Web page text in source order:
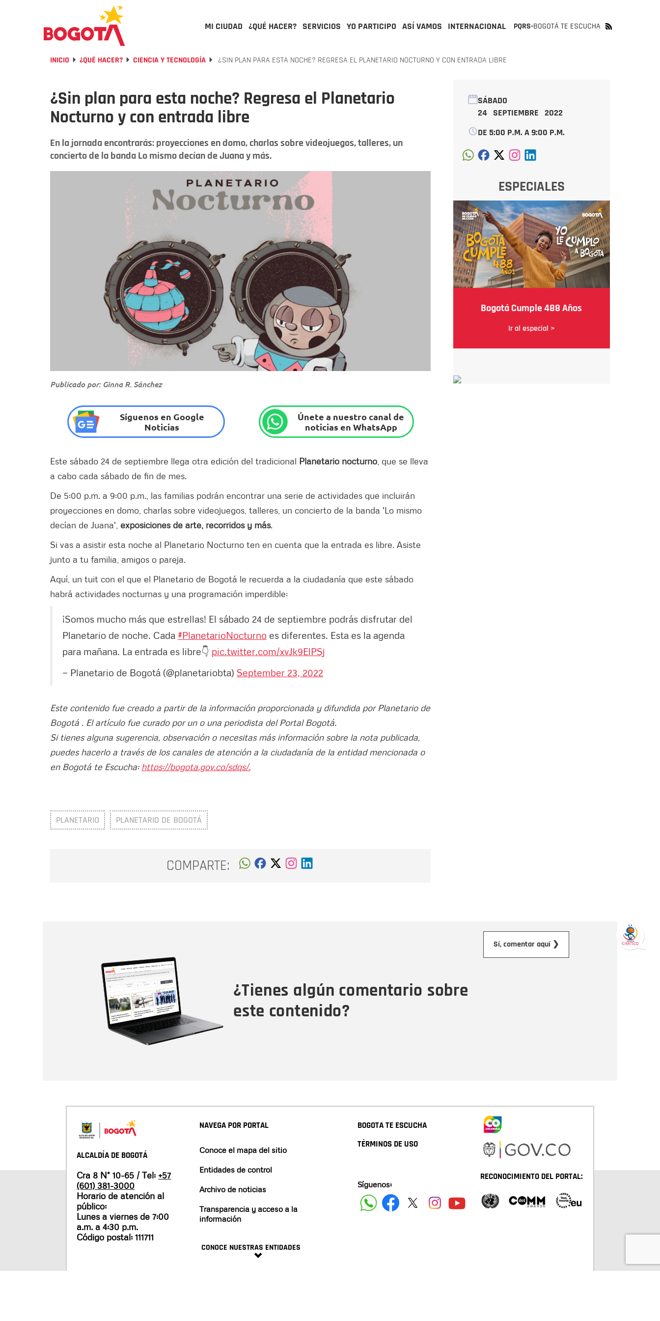
MI CIUDAD ¿QUÉ HACER? SERVICIOS YO PARTICIPO ASÍ VAMOS INTERNACIONAL PQRS-BOGOTÁ TE ESCUCHA
INICIO ¿QUÉ HACER? CIENCIA Y TECNOLOGÍA ¿SIN PLAN PARA ESTA NOCHE? REGRESA EL PLANETARIO NOCTURNO Y CON ENTRADA LIBRE
¿Sin plan para esta noche? Regresa el Planetario
Nocturno y con entrada libre
En la jornada encontrarás: proyecciones en domo, charlas sobre videojuegos, talleres, un
concierto de la banda Lo mismo decían de Juana y más.
Publicado por: Ginna R. Sánchez
Síguenos en Google
Noticias
Únete a nuestro canal de
noticias en WhatsApp
Este sábado 24 de septiembre llega otra edición del tradicional Planetario nocturno , que se lleva
a cabo cada sábado de fin de mes.
De 5:00 p.m. a 9:00 p.m., las familias podrán encontrar una serie de actividades que incluirán
proyecciones en domo, charlas sobre videojuegos, talleres, un concierto de la banda 'Lo mismo
decían de Juana', exposiciones de arte, recorridos y más.
Si vas a asistir esta noche al Planetario Nocturno ten en cuenta que la entrada es libre. Asiste
junto a tu familia, amigos o pareja.
Aquí, un tuit con el que el Planetario de Bogotá le recuerda a la ciudadanía que este sábado
habrá actividades nocturnas y una programación imperdible:
¡Somos mucho más que estrellas! El sábado 24 de septiembre podrás disfrutar del
Planetario de noche. Cada #PlanetarioNocturno es diferentes. Esta es la agenda
para mañana. La entrada es libre👇 pic.twitter.com/xvJk9ElPSj
— Planetario de Bogotá (@planetariobta) September 23, 2022
Este contenido fue creado a partir de la información proporcionada y difundida por Planetario de
Bogotá . El artículo fue curado por un o una periodista del Portal Bogotá.
Si tienes alguna sugerencia, observación o necesitas más información sobre la nota publicada,
puedes hacerlo a través de los canales de atención a la ciudadanía de la entidad mencionada o
en Bogotá te Escucha: https://bogota.gov.co/sdqs/.
PLANETARIO PLANETARIO DE BOGOTÁ
COMPARTE:
SÁBADO
24 SEPTIEMBRE 2022
DE 5:00 P.M. A 9:00 P.M.
ESPECIALES
Bogotá Cumple 488 Años
Ir al especial >
¿Tienes algún comentario sobre
este contenido?
Sí, comentar aquí ❯
ALCALDÍA DE BOGOTÁ
Cra 8 N° 10-65 / Tel: +57
(601) 381-3000
Horario de atención al
público:
Lunes a viernes de 7:00
a.m. a 4:30 p.m.
Código postal: 111711
NAVEGA POR PORTAL
Conoce el mapa del sitio
Entidades de control
Archivo de noticias
Transparencia y acceso a la
información
CONOCE NUESTRAS ENTIDADES
BOGOTA TE ESCUCHA
TÉRMINOS DE USO
Síguenos:
RECONOCIMIENTO DEL PORTAL: